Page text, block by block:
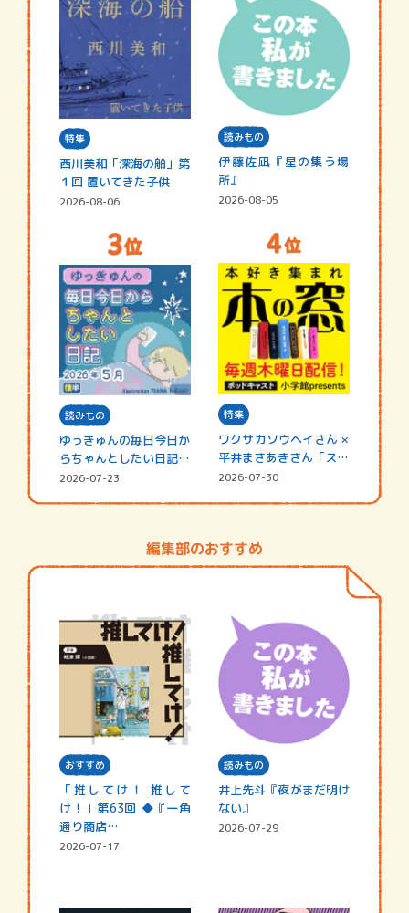
特集
西川美和「深海の船」第
１回 置いてきた子供
2026-08-06
読みもの
伊藤佐凪『星の集う場
所』
2026-08-05
読みもの
ゆっきゅんの毎日今日か
らちゃんとしたい日記
☆202…
2026-07-23
特集
ワクサカソウヘイさん ×
平井まさあきさん「スペ
シャ…
2026-07-30
編集部のおすすめ
おすすめ
「推してけ！ 推して
け！」第63回 ◆『一角
通り商店…
2026-07-17
読みもの
井上先斗『夜がまだ明け
ない』
2026-07-29